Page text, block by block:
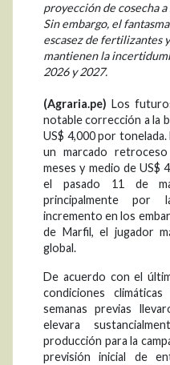
proyección de cosecha
Sin embargo, el
escasez de fertilizantes
mantienen la
2026 y 2027.
(Agraria.pe) Los
notable corrección a la
US$ 4,000 por
un marcado
meses y medio de US$
el pasado 11 de
principalmente por
incremento en los
de Marfil, el jugador
global.
De acuerdo con el
condiciones
semanas previas
elevara
producción para la
previsión inicial de